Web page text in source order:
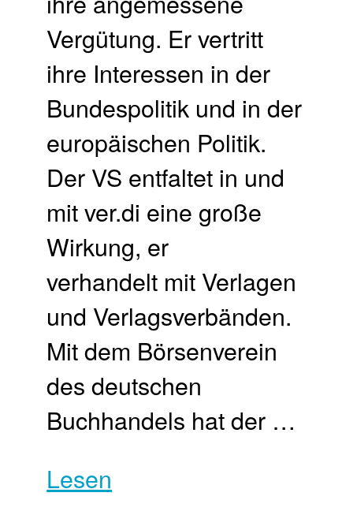
Vergütung. Er vertritt
ihre Interessen in der
Bundespolitik und in der
europäischen Politik.
Der VS entfaltet in und
mit ver.di eine große
Wirkung, er
verhandelt mit Verlagen
und Verlagsverbänden.
Mit dem Börsenverein
des deutschen
Buchhandels hat der …
Lesen